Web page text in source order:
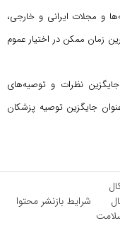
و مجلات ایرانی و خارجی،
زمان ممکن در اختیار عموم
نظرات و توصیه‌های
جایگزین توصیه پزشکان
شرایط بازنشر محتوا